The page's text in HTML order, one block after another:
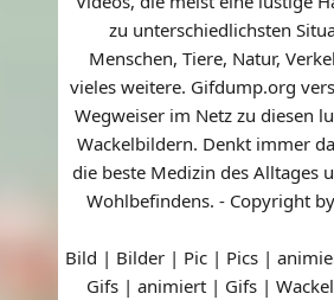
zu unterschiedlichsten
Menschen, Tiere, Natur,
vieles weitere. Gifdump.org
Wegweiser im Netz zu diesen
Wackelbildern. Denkt immer
die beste Medizin des Alltages
Wohlbefindens. - Copyright
Bild | Bilder | Pic | Pics |
Gifs | animiert | Gifs |